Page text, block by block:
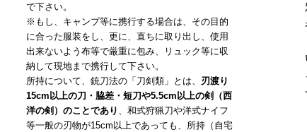
で下さい。
※もし、キャンプ等に携行する場合は、その目的
に合った服装をし、更に、直ちに取り出し、使用
出来ないよう布等で厳重に包み、リュック等に収
納して現地まで携行して下さい。
所持について、銃刀法の「刀剣類」とは、 刃渡り
15cm以上の刀・脇差・短刀や5.5cm以上の剣（西
洋の剣）のことであり 、和式狩猟刀や洋式ナイフ
等一般の刃物が15cm以上であっても、所持（自宅